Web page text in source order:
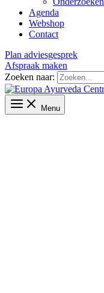
Agenda
Webshop
Contact
Plan adviesgesprek
Afspraak maken
Zoeken naar:
Menu